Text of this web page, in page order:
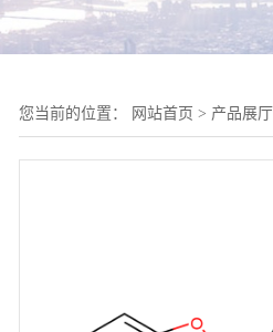
您当前的位置： 网站首页 > 产品展厅